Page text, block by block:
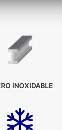
INOXIDABLE